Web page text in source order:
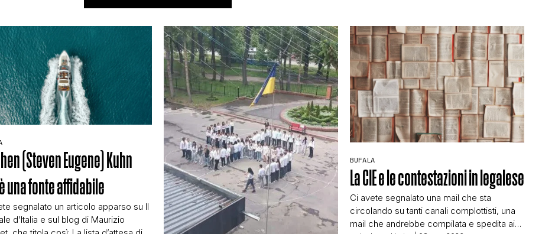
(Steven Eugene) Kuhn
una fonte affidabile
segnalato un articolo apparso su Il
d’Italia e sul blog di Maurizio
BUFALA
La CIE e le contestazioni in legalese
Ci avete segnalato una mail che sta
circolando su tanti canali complottisti, una
mail che andrebbe compilata e spedita ai